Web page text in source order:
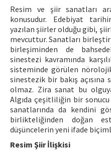
Resim ve şiir sanatları
konusudur. Edebiyat
yazılan şiirler olduğu gibi,
mevcuttur. Sanatları
birleşiminden de
sinestezi kavramında
sisteminde görülen
sinestezik bir bakış açısına
olmaz. Zira sanat bu
Algıda çeşitliliğin bir
sanatlarında da kendini
birlikteliğinden doğan
düşüncelerin yeni ifade
Resim Şiir İlişkisi